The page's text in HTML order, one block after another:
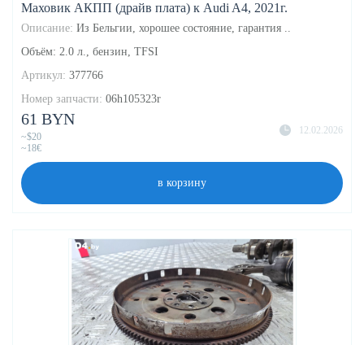
Маховик АКПП (драйв плата) к Audi A4, 2021г.
Описание: Из Бельгии, хорошее состояние, гарантия ..
Объём: 2.0 л., бензин, TFSI
Артикул: 377766
Номер запчасти: 06h105323r
12.02.2026
61 BYN
~$20
~18€
в корзину